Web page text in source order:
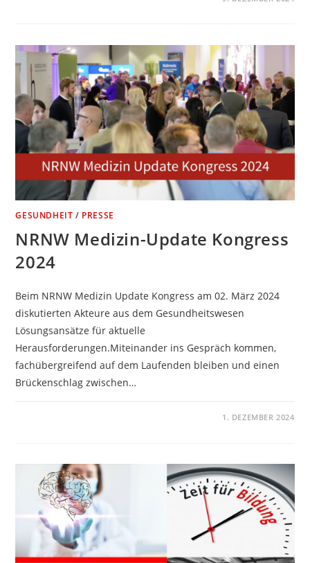
GESUNDHEIT / PRESSE
NRNW Medizin-Update Kongress
2024
Beim NRNW Medizin Update Kongress am 02. März 2024
diskutierten Akteure aus dem Gesundheitswesen
Lösungsansätze für aktuelle
Herausforderungen.Miteinander ins Gespräch kommen,
fachübergreifend auf dem Laufenden bleiben und einen
Brückenschlag zwischen…
1. DEZEMBER 2024